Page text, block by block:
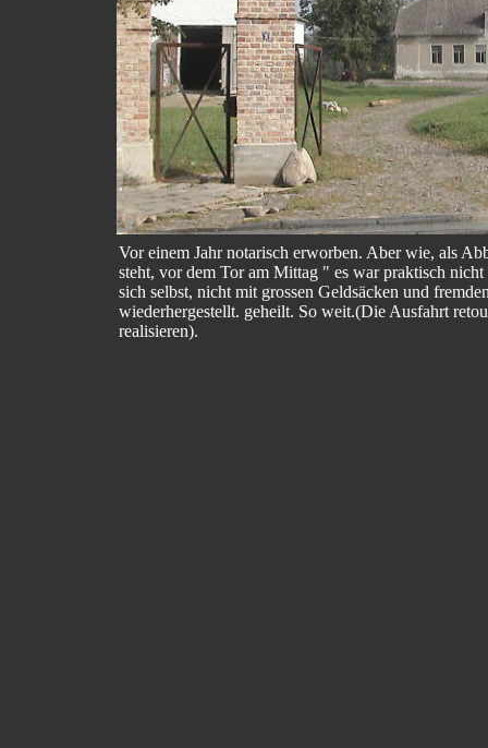
Vor einem Jahr notarisch erworben. Aber wie, als
steht, vor dem Tor am Mittag " es war praktisch
sich selbst, nicht mit grossen Geldsäcken und
wiederhergestellt. geheilt. So weit.(Die Ausfahrt
realisieren).